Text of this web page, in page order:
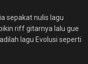
sepakat nulis lagu
riff gitarnya lalu gue
lagu Evolusi seperti